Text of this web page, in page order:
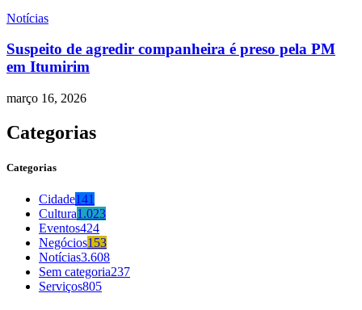
Notícias
Suspeito de agredir companheira é preso pela PM
em Itumirim
março 16, 2026
Categorias
Categorias
Cidade141
Cultura1.023
Eventos424
Negócios153
Notícias3.608
Sem categoria237
Serviços805